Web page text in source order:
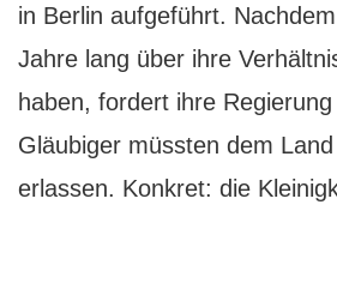
in Berlin aufgeführt.
Jahre lang über ihre
haben, fordert ihre
Gläubiger müssten dem
erlassen. Konkret: die